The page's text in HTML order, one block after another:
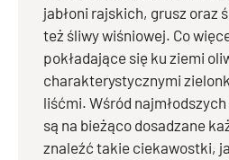
jabłoni rajskich, grusz oraz
też śliwy wiśniowej. Co
pokładające się ku ziemi
charakterystycznymi
liśćmi. Wśród
są na bieżąco dosadzane
znaleźć takie ciekawostki,